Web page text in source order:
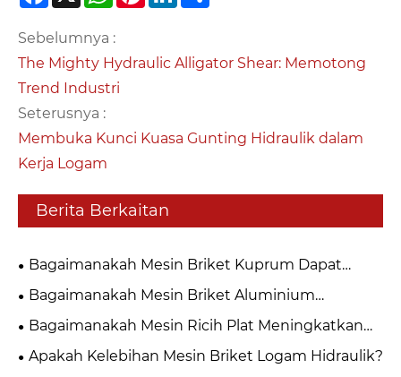
Sebelumnya :
The Mighty Hydraulic Alligator Shear: Memotong
Trend Industri
Seterusnya :
Membuka Kunci Kuasa Gunting Hidraulik dalam
Kerja Logam
Berita Berkaitan
Bagaimanakah Mesin Briket Kuprum Dapat
Meningkatkan Kecekapan Kitar Semula Logam?
Bagaimanakah Mesin Briket Aluminium
Mengubah Sisa Logam Menjadi Sumber Berharga?
Bagaimanakah Mesin Ricih Plat Meningkatkan
Kecekapan Pengeluaran?
Apakah Kelebihan Mesin Briket Logam Hidraulik?